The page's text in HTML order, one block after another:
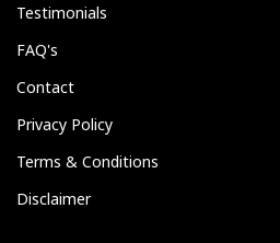
Testimonials
FAQ's
Contact
Privacy Policy
Terms & Conditions
Disclaimer